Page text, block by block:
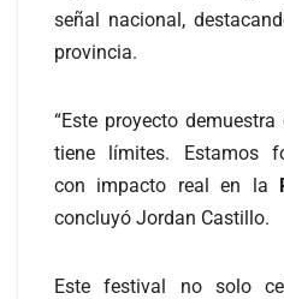
señal nacional,
provincia.
“Este proyecto
tiene límites. Estamos
con impacto real en la
concluyó Jordan Castillo.
Este festival no solo